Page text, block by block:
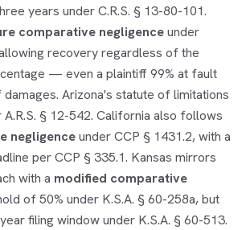
years under C.R.S. § 13-80-101.
comparative negligenceunder
recovery regardless of the
— even a plaintiff 99% at fault
Arizona's statute of limitations
§ 12-542. California also follows
negligenceunder CCP § 1431.2, with a
per CCP § 335.1. Kansas mirrors
with a modified comparative
of 50% under K.S.A. § 60-258a, but
filing window under K.S.A. § 60-513.